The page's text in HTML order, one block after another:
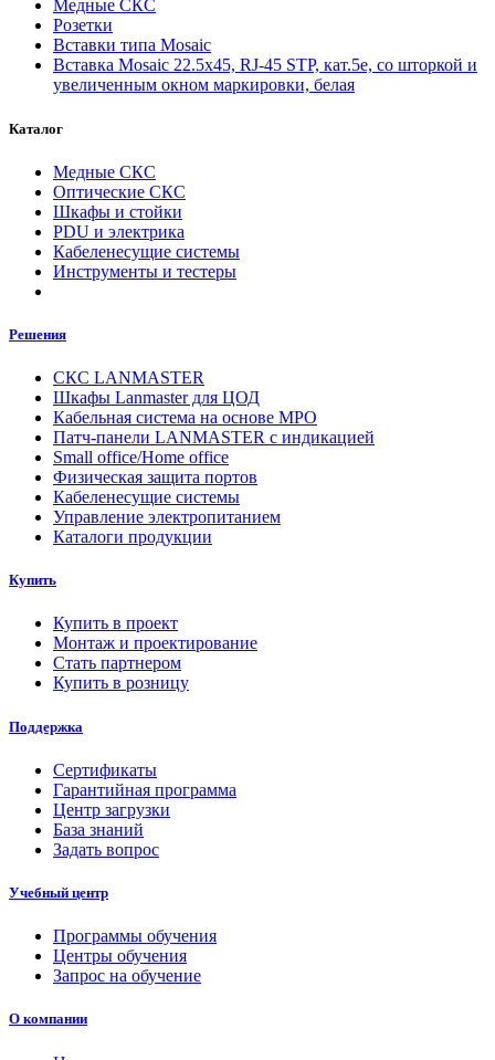
Медные СКС
Розетки
Вставки типа Mosaic
Вставка Mosaic 22.5x45, RJ-45 STP, кат.5e, со шторкой и
увеличенным окном маркировки, белая
Каталог
Медные СКС
Оптические СКС
Шкафы и стойки
PDU и электрика
Кабеленесущие системы
Инструменты и тестеры
Решения
СКС LANMASTER
Шкафы Lanmaster для ЦОД
Кабельная система на основе MPO
Патч-панели LANMASTER с индикацией
Small office/Home office
Физическая защита портов
Кабеленесущие системы
Управление электропитанием
Каталоги продукции
Купить
Купить в проект
Монтаж и проектирование
Стать партнером
Купить в розницу
Поддержка
Сертификаты
Гарантийная программа
Центр загрузки
База знаний
Задать вопрос
Учебный центр
Программы обучения
Центры обучения
Запрос на обучение
О компании